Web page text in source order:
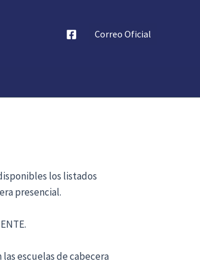
Correo Oficial
los listados
presencial.
escuelas de cabecera